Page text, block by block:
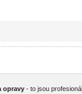
opravy- to jsou